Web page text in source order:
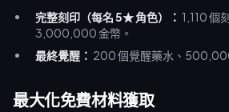
完整刻印（每名 5★ 角色）： 1,110 個
3,000,000 金幣。
最終覺醒： 200 個覺醒藥水、
最大化免費材料獲取